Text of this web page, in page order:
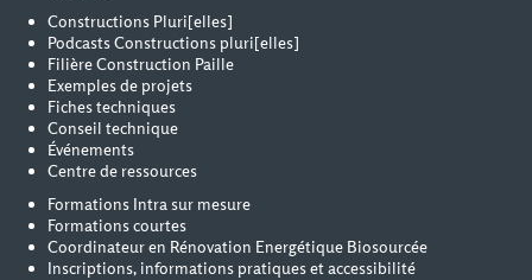
Constructions Pluri[elles]
Podcasts Constructions pluri[elles]
Filière Construction Paille
Exemples de projets
Fiches techniques
Conseil technique
Événements
Centre de ressources
Formations Intra sur mesure
Formations courtes
Coordinateur en Rénovation Energétique Biosourcée
Inscriptions, informations pratiques et accessibilité